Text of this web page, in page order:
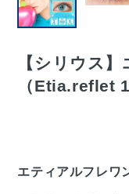
【シリウス
（Etia.reflet
エティアルフレワ